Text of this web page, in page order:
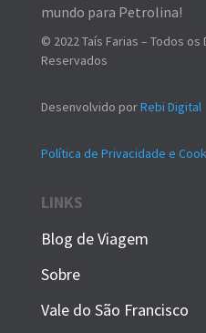
mundo para Petrolina!
© 2022 Taís Farias – Todos os
Reservados
Desenvolvido porRebi Digital
Política de Privacidade e
LINKS
Blog de Viagem
Sobre
Vale do São Francisco